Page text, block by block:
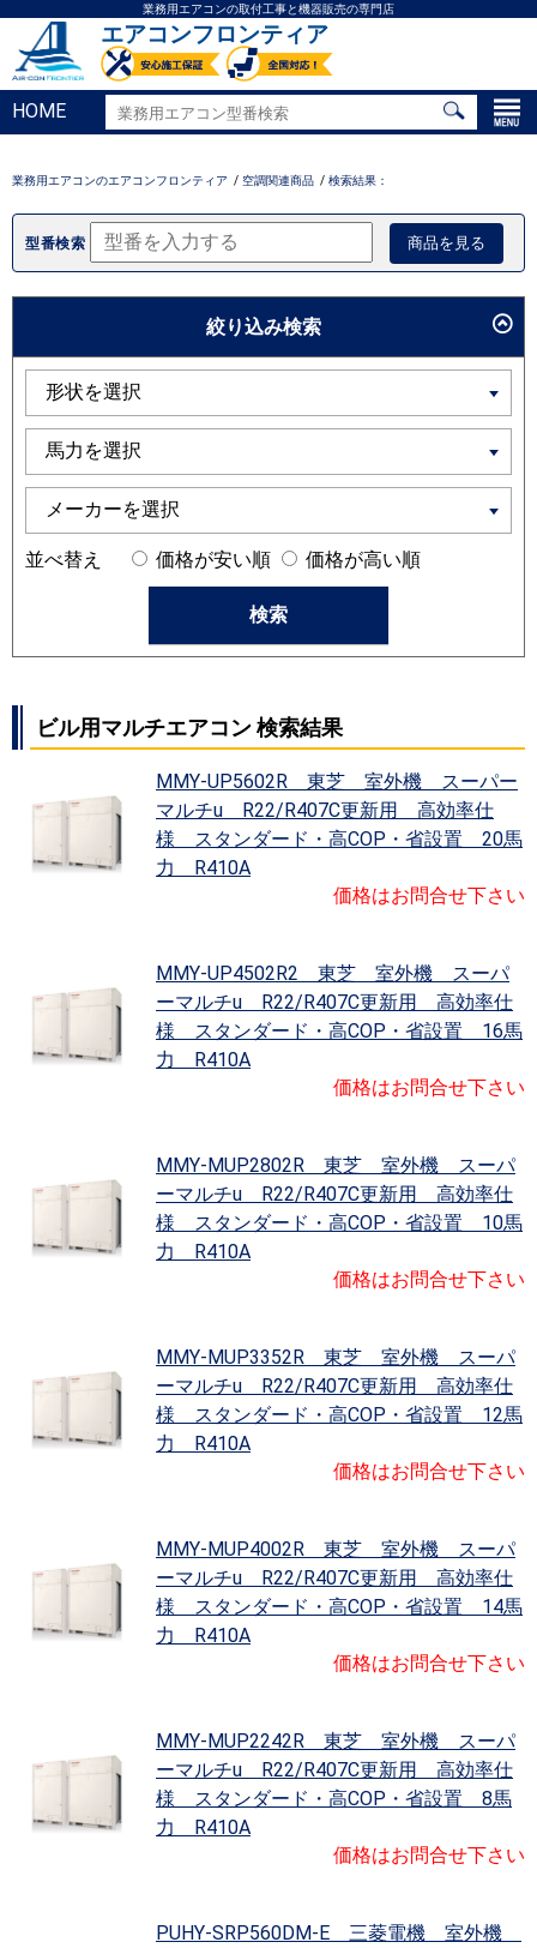
業務用エアコンの取付工事と機器販売の専門店
エアコンフロンティア
HOME
業務用エアコンのエアコンフロンティア 空調関連商品 検索結果：
型番検索
絞り込み検索
並べ替え 価格が安い順 価格が高い順
ビル用マルチエアコン 検索結果
MMY-UP5602R 東芝 室外機 スーパー
マルチu R22/R407C更新用 高効率仕
様 スタンダード・高COP・省設置 20馬
力 R410A
価格はお問合せ下さい
MMY-UP4502R2 東芝 室外機 スーパ
ーマルチu R22/R407C更新用 高効率仕
様 スタンダード・高COP・省設置 16馬
力 R410A
価格はお問合せ下さい
MMY-MUP2802R 東芝 室外機 スーパ
ーマルチu R22/R407C更新用 高効率仕
様 スタンダード・高COP・省設置 10馬
力 R410A
価格はお問合せ下さい
MMY-MUP3352R 東芝 室外機 スーパ
ーマルチu R22/R407C更新用 高効率仕
様 スタンダード・高COP・省設置 12馬
力 R410A
価格はお問合せ下さい
MMY-MUP4002R 東芝 室外機 スーパ
ーマルチu R22/R407C更新用 高効率仕
様 スタンダード・高COP・省設置 14馬
力 R410A
価格はお問合せ下さい
MMY-MUP2242R 東芝 室外機 スーパ
ーマルチu R22/R407C更新用 高効率仕
様 スタンダード・高COP・省設置 8馬
力 R410A
価格はお問合せ下さい
PUHY-SRP560DM-E 三菱電機 室外機